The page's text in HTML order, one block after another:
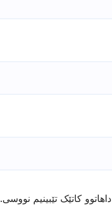
کاتێک تێبینیم نووسی.